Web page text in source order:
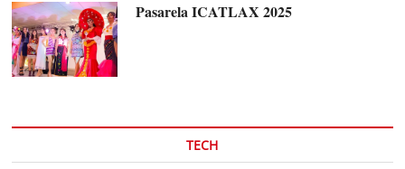
Pasarela ICATLAX 2025
TECH